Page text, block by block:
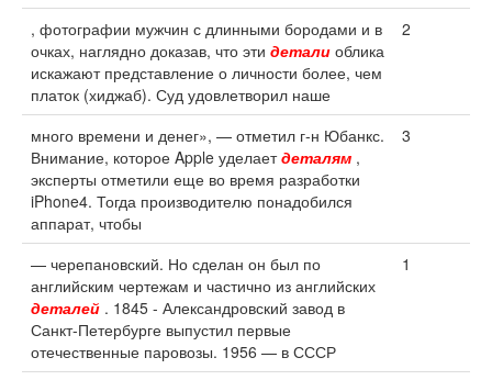
, фотографии мужчин с длинными бородами и в
очках, наглядно доказав, что эти детали облика
искажают представление о личности более, чем
платок (хиджаб). Суд удовлетворил наше
2
много времени и денег», — отметил г‑н Юбанкс.
Внимание, которое Apple уделаетдеталям ,
эксперты отметили еще во время разработки
iPhone4. Тогда производителю понадобился
аппарат, чтобы
3
— черепановский. Но сделан он был по
английским чертежам и частично из английских
деталей . 1845 - Александровский завод в
Санкт-Петербурге выпустил первые
отечественные паровозы. 1956 — в СССР
1